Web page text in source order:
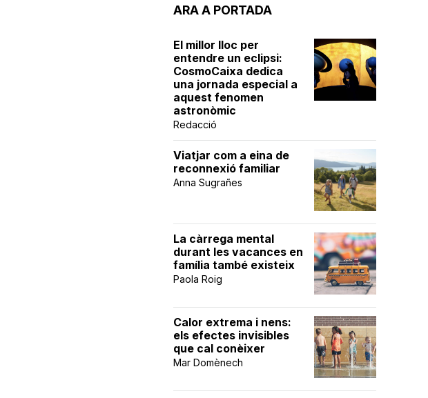
ARA A PORTADA
El millor lloc per
entendre un eclipsi:
CosmoCaixa dedica
una jornada especial a
aquest fenomen
astronòmic
Redacció
Viatjar com a eina de
reconnexió familiar
Anna Sugrañes
La càrrega mental
durant les vacances en
família també existeix
Paola Roig
Calor extrema i nens:
els efectes invisibles
que cal conèixer
Mar Domènech